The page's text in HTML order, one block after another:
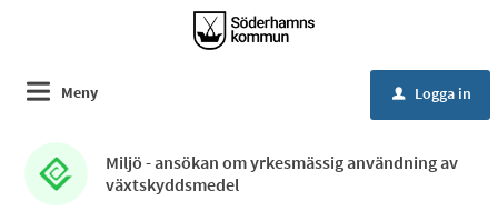
Meny u Logga in
Miljö - ansökan om yrkesmässig användning av
växtskyddsmedel